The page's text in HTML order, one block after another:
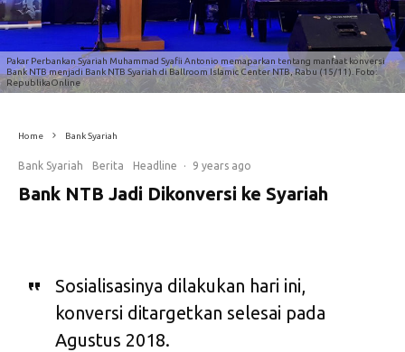
Pakar Perbankan Syariah Muhammad Syafii Antonio memaparkan tentang manfaat konversi
Bank NTB menjadi Bank NTB Syariah di Ballroom Islamic Center NTB, Rabu (15/11). Foto:
RepublikaOnline
Home Bank Syariah
Bank Syariah Berita Headline · 9 years ago
Bank NTB Jadi Dikonversi ke Syariah
Sosialisasinya dilakukan hari ini,
konversi ditargetkan selesai pada
Agustus 2018.